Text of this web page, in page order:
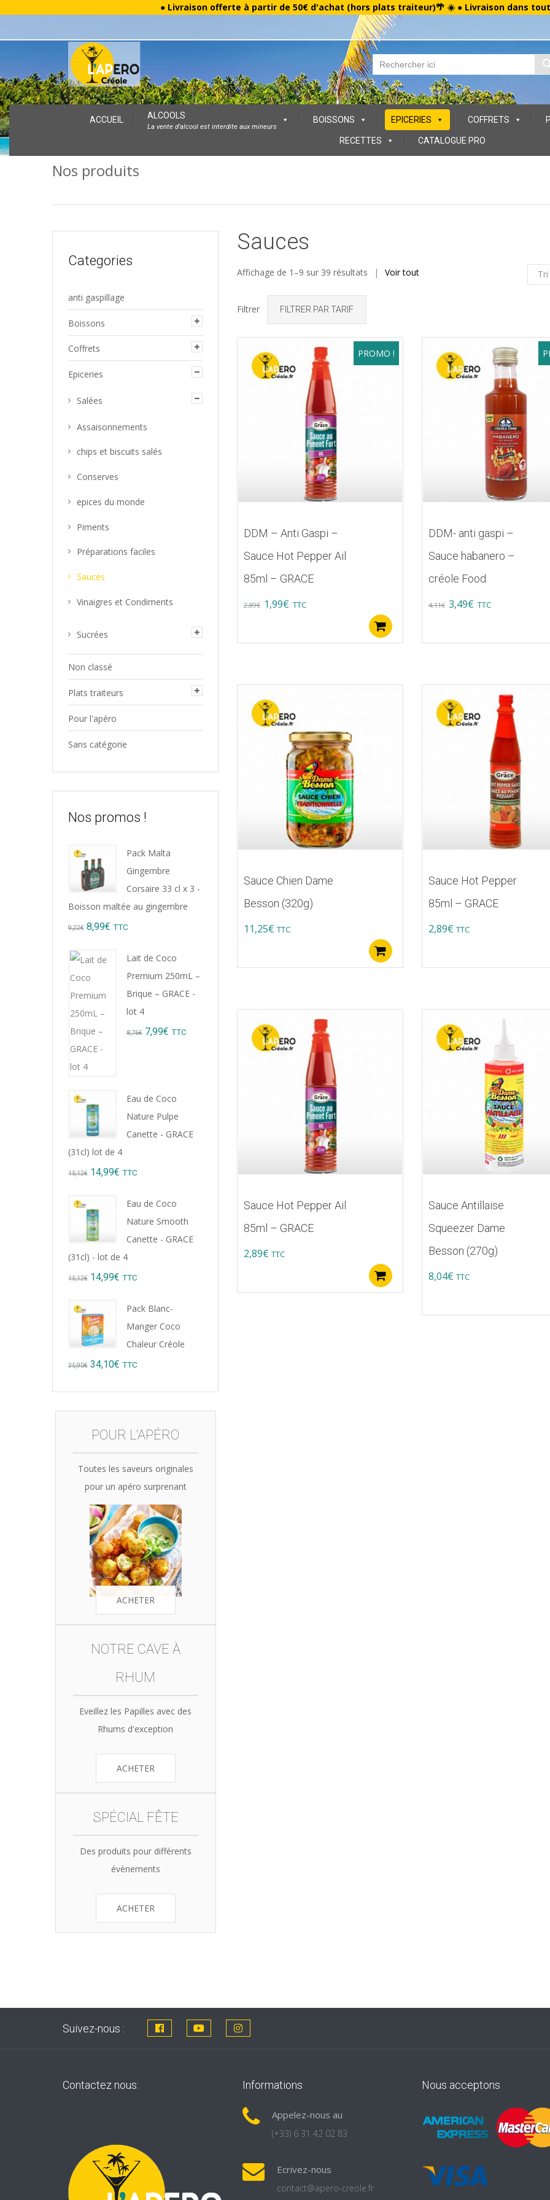
● Livraison offerte à partir de 50€ d'achat (hors plats traiteur)🌴 ☀️ ● Livraison dans
Skip
to
content
ACCUEIL ALCOOLS
La vente d’alcool est interdite aux mineurs
BOISSONS EPICERIES COFFRETS
RECETTES CATALOGUE PRO
Nos produits
Sauces
Affichage de 1–9 sur 39 résultats Voir tout
Filtrer FILTRER PAR TARIF
PROMO !
DDM – Anti Gaspi –
Sauce Hot Pepper Ail
85ml – GRACE
2,89€ Original
was:
1,99€ Current
is:
TTC
DDM- anti gaspi –
Sauce habanero –
créole Food
4,11€ Original
was:
3,49€ Current
is:
TTC
Sauce Chien Dame
Besson (320g)
11,25€ TTC
Sauce Hot Pepper
85ml – GRACE
2,89€ TTC
Sauce Hot Pepper Ail
85ml – GRACE
2,89€ TTC
Ajouter au panier
Sauce Antillaise
Squeezer Dame
Besson (270g)
8,04€ TTC
Categories
anti gaspillage
Boissons
Coffrets
Epiceries
Salées
Assaisonnements
chips et biscuits salés
Conserves
epices du monde
Piments
Préparations faciles
Sauces
Vinaigres et Condiments
Sucrées
Non classé
Plats traiteurs
Pour l'apéro
Sans catégorie
Nos promos !
Pack Malta
Gingembre
Corsaire 33 cl x 3 -
Boisson maltée au gingembre
9,22€ Original
was:
8,99€ Current
TTC
Lait de Coco
Premium 250mL –
Brique – GRACE -
lot 4
8,76€ Original
7,99€ Current
TTC
Eau de Coco
Nature Pulpe
Canette - GRACE
(31cl) lot de 4
15,12€ Original
was:
15,12€.
14,99€ Current
TTC
Eau de Coco
Nature Smooth
Canette - GRACE
(31cl) - lot de 4
15,12€ Original
was:
15,12€.
14,99€ Current
TTC
Pack Blanc-
Manger Coco
Chaleur Créole
35,90€ Original
34,10€ Current
TTC
POUR L'APÉRO
Toutes les saveurs originales
pour un apéro surprenant
ACHETER
NOTRE CAVE À
RHUM
Eveillez les Papilles avec des
Rhums d'exception
ACHETER
SPÉCIAL FÊTE
Des produits pour différents
évènements
ACHETER
Suivez-nous :
Contactez nous: Informations
Appelez-nous au
(+33) 6 31 42 02 83
Ecrivez-nous
contact@apero-creole.fr
Nous acceptons